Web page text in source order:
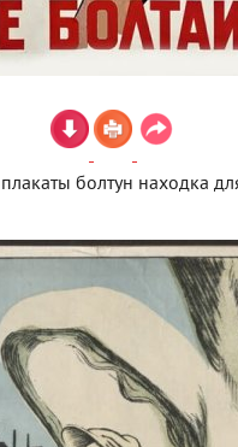
болтун находка